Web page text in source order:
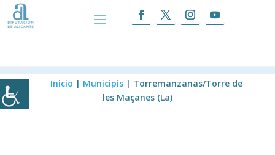
Inicio | Municipis | Torremanzanas/Torre de
les Maçanes (La)